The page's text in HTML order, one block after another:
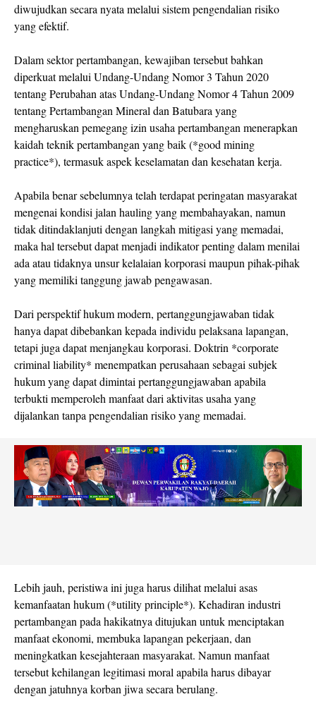
diwujudkan secara nyata melalui sistem pengendalian risiko
yang efektif.
Dalam sektor pertambangan, kewajiban tersebut bahkan
diperkuat melalui Undang-Undang Nomor 3 Tahun 2020
tentang Perubahan atas Undang-Undang Nomor 4 Tahun 2009
tentang Pertambangan Mineral dan Batubara yang
mengharuskan pemegang izin usaha pertambangan menerapkan
kaidah teknik pertambangan yang baik (*good mining
practice*), termasuk aspek keselamatan dan kesehatan kerja.
Apabila benar sebelumnya telah terdapat peringatan masyarakat
mengenai kondisi jalan hauling yang membahayakan, namun
tidak ditindaklanjuti dengan langkah mitigasi yang memadai,
maka hal tersebut dapat menjadi indikator penting dalam menilai
ada atau tidaknya unsur kelalaian korporasi maupun pihak-pihak
yang memiliki tanggung jawab pengawasan.
Dari perspektif hukum modern, pertanggungjawaban tidak
hanya dapat dibebankan kepada individu pelaksana lapangan,
tetapi juga dapat menjangkau korporasi. Doktrin *corporate
criminal liability* menempatkan perusahaan sebagai subjek
hukum yang dapat dimintai pertanggungjawaban apabila
terbukti memperoleh manfaat dari aktivitas usaha yang
dijalankan tanpa pengendalian risiko yang memadai.
Lebih jauh, peristiwa ini juga harus dilihat melalui asas
kemanfaatan hukum (*utility principle*). Kehadiran industri
pertambangan pada hakikatnya ditujukan untuk menciptakan
manfaat ekonomi, membuka lapangan pekerjaan, dan
meningkatkan kesejahteraan masyarakat. Namun manfaat
tersebut kehilangan legitimasi moral apabila harus dibayar
dengan jatuhnya korban jiwa secara berulang.